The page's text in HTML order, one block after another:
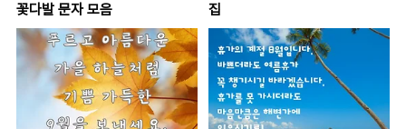
꽃다발 문자 모음
집